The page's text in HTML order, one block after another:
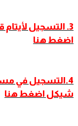
3. التسجيل
اضغط هنا
شيكل اضغط هنا